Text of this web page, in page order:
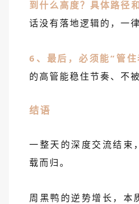
到什么高度？具体路径
话没有落地逻辑的，一律
6、最后，必须能“管住
的高管能稳住节奏、不
结语
一整天的深度交流结束
载而归。
周黑鸭的逆势增长，本